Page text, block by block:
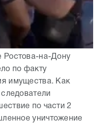
Ростова-на-Дону
по факту
имущества. Как
по части 2
уничтожение